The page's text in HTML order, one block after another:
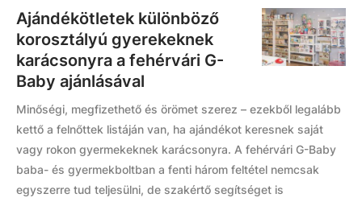
Ajándékötletek különböző
korosztályú gyerekeknek
karácsonyra a fehérvári G-
Baby ajánlásával
Minőségi, megfizethető és örömet szerez – ezekből legalább
kettő a felnőttek listáján van, ha ajándékot keresnek saját
vagy rokon gyermekeknek karácsonyra. A fehérvári G-Baby
baba- és gyermekboltban a fenti három feltétel nemcsak
egyszerre tud teljesülni, de szakértő segítséget is